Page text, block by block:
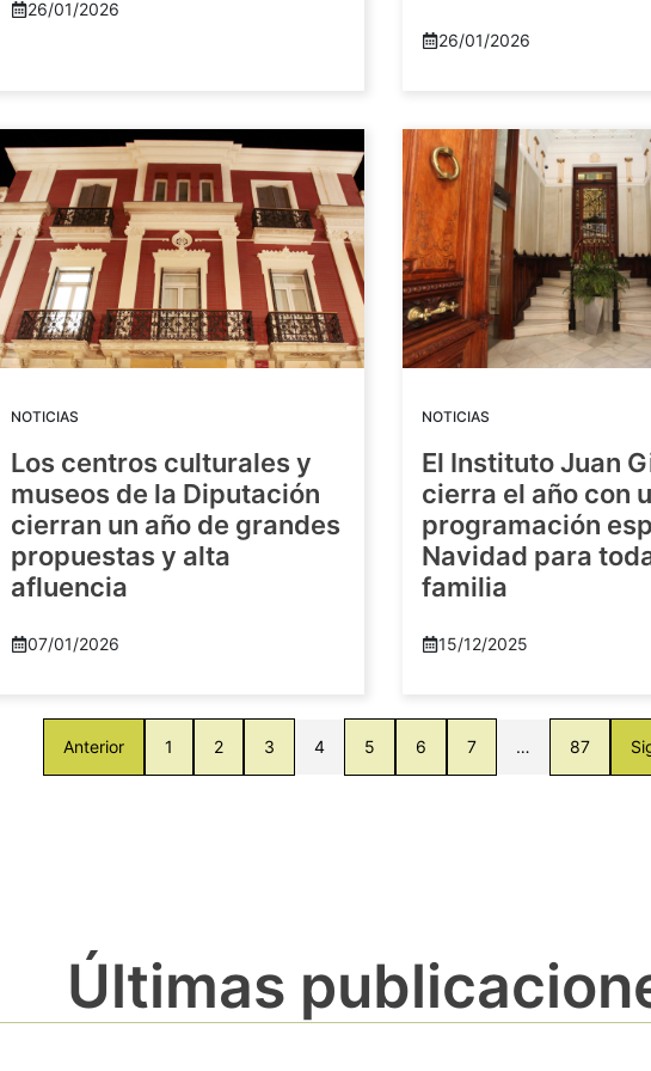
26/01/2026
26/01/2026
NOTICIAS
Los centros culturales y
museos de la Diputación
cierran un año de grandes
propuestas y alta
afluencia
07/01/2026
NOTICIAS
El Instituto Juan
cierra el año con
programación
Navidad para
familia
15/12/2025
Anterior 1 2 3 4 5 6 7 … 87
Últimas